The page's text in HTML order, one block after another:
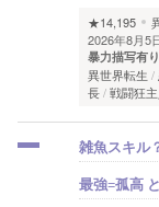
★14,195
2026年8月5
暴力描写有り
異世界転生
長 戦闘狂
雑魚スキル
最強=孤高